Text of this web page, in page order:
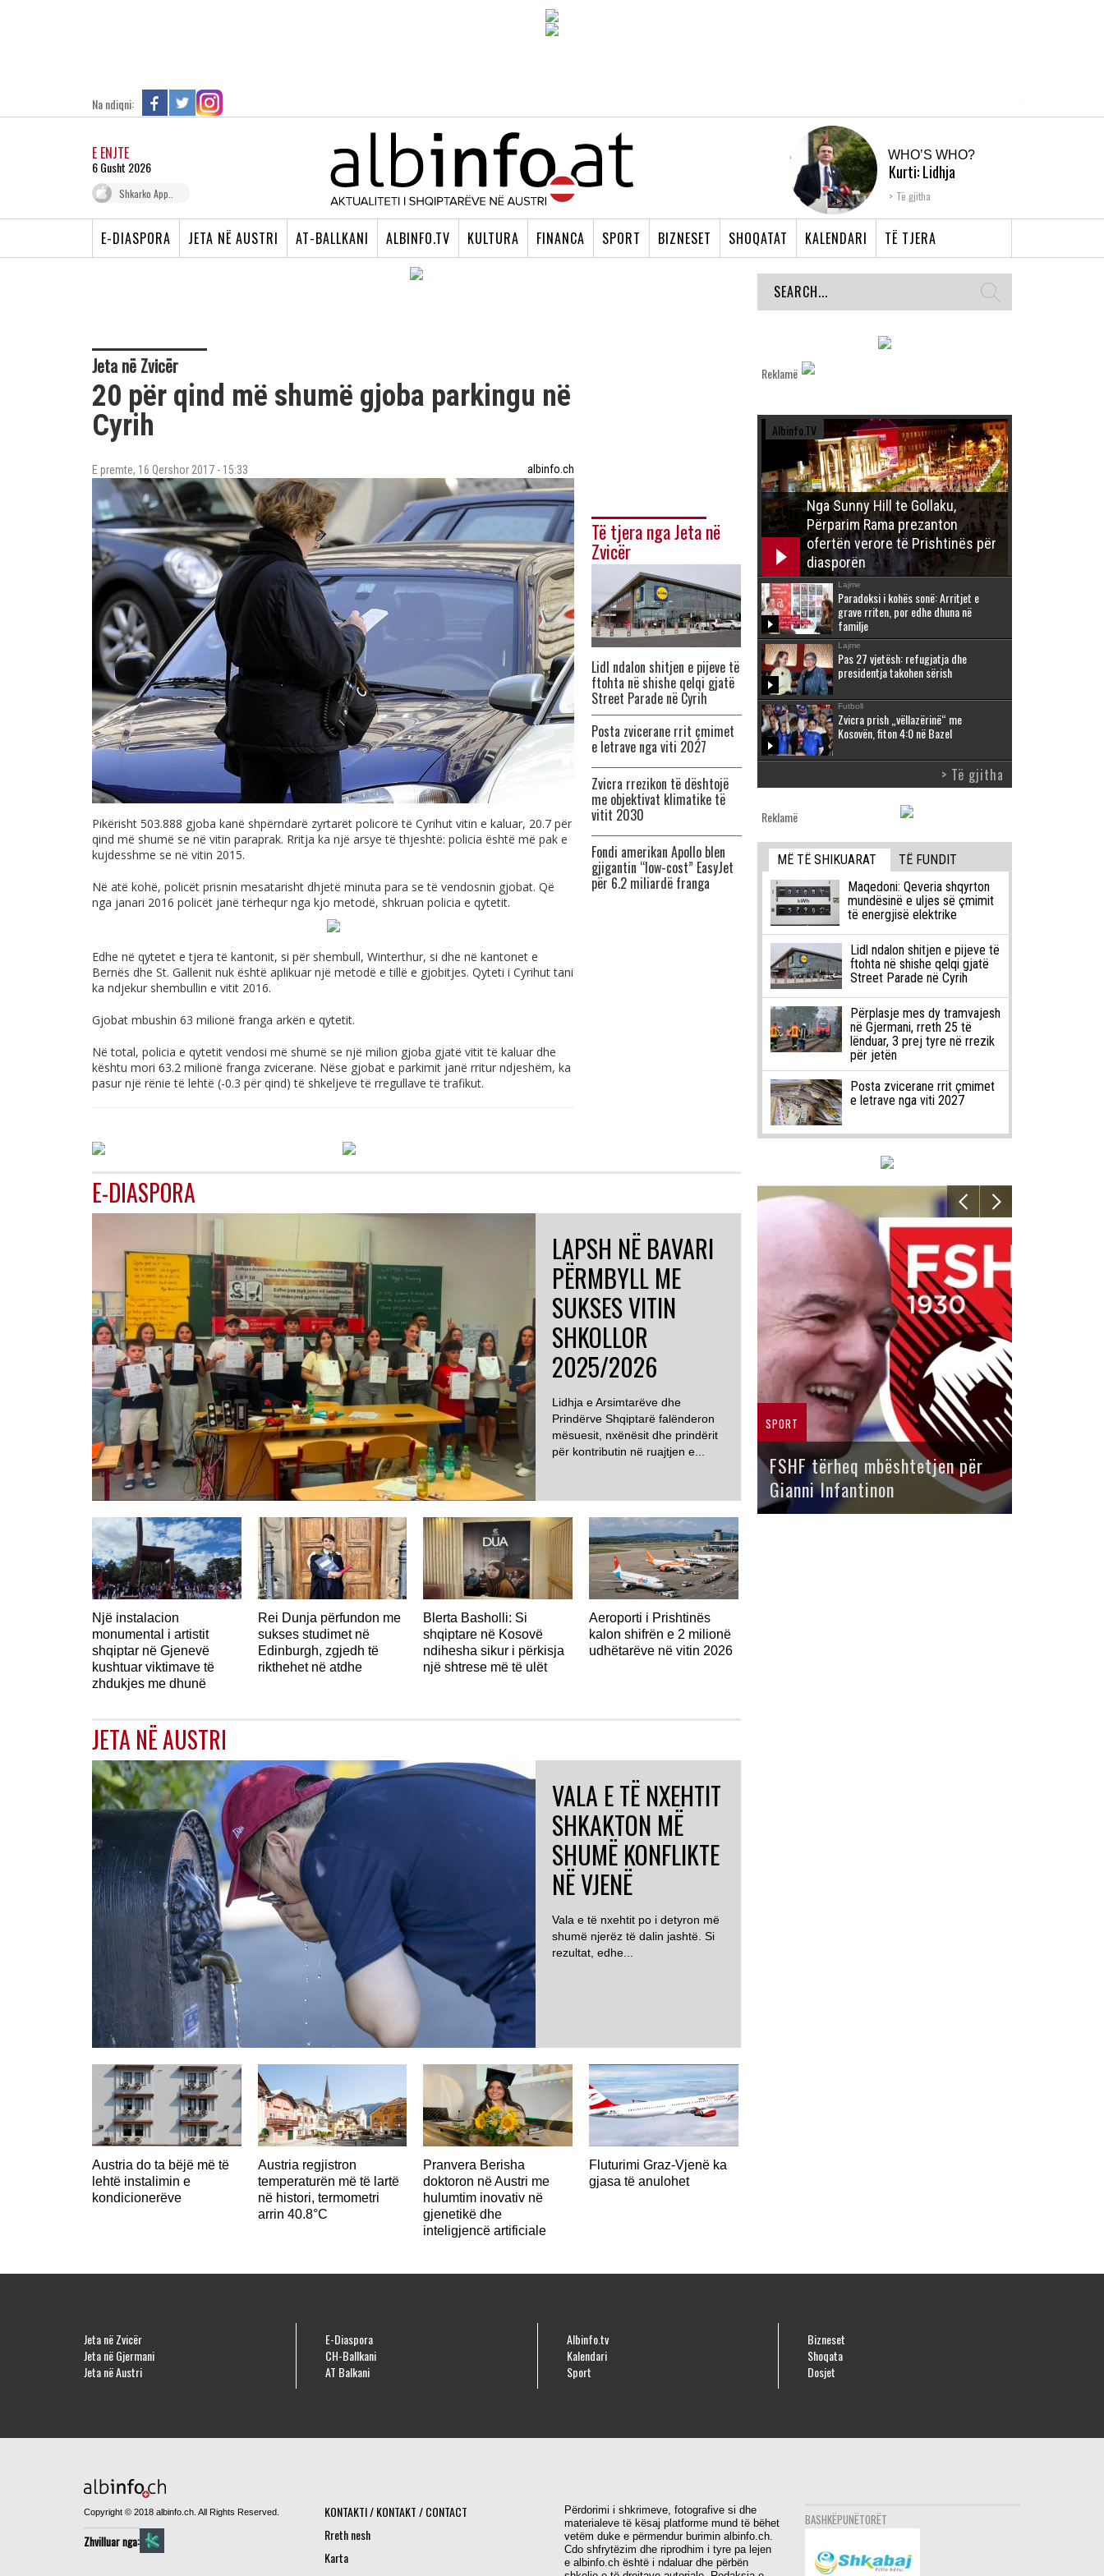
Na ndiqni:
E ENJTE
6 Gusht 2026
Shkarko App..
WHO’S WHO?
Kurti: Lidhja
Shqiptare e Prizrenit,
Të gjitha
E-DIASPORA JETA NË AUSTRI AT-BALLKANI ALBINFO.TV KULTURA FINANCA SPORT BIZNESET SHOQATAT KALENDARI TË TJERA
Jeta në Zvicër
20 për qind më shumë gjoba parkingu në
Cyrih
E premte, 16 Qershor 2017 - 15:33 albinfo.ch
Pikërisht 503.888 gjoba kanë shpërndarë zyrtarët policorë të Cyrihut vitin e kaluar, 20.7 për
qind më shumë se në vitin paraprak. Rritja ka një arsye të thjeshtë: policia është më pak e
kujdesshme se në vitin 2015.
Në atë kohë, policët prisnin mesatarisht dhjetë minuta para se të vendosnin gjobat. Që
nga janari 2016 policët janë tërhequr nga kjo metodë, shkruan policia e qytetit.
Edhe në qytetet e tjera të kantonit, si për shembull, Winterthur, si dhe në kantonet e
Bernës dhe St. Gallenit nuk është aplikuar një metodë e tillë e gjobitjes. Qyteti i Cyrihut tani
ka ndjekur shembullin e vitit 2016.
Gjobat mbushin 63 milionë franga arkën e qytetit.
Në total, policia e qytetit vendosi më shumë se një milion gjoba gjatë vitit të kaluar dhe
kështu mori 63.2 milionë franga zvicerane. Nëse gjobat e parkimit janë rritur ndjeshëm, ka
pasur një rënie të lehtë (-0.3 për qind) të shkeljeve të rregullave të trafikut.
Të tjera nga Jeta në
Zvicër
Lidl ndalon shitjen e pijeve të
ftohta në shishe qelqi gjatë
Street Parade në Cyrih
Posta zvicerane rrit çmimet
e letrave nga viti 2027
Zvicra rrezikon të dështojë
me objektivat klimatike të
vitit 2030
Fondi amerikan Apollo blen
gjigantin “low-cost” EasyJet
për 6.2 miliardë franga
E-DIASPORA
LAPSH NË BAVARI
PËRMBYLL ME
SUKSES VITIN
SHKOLLOR
2025/2026
Lidhja e Arsimtarëve dhe
Prindërve Shqiptarë falënderon
mësuesit, nxënësit dhe prindërit
për kontributin në ruajtjen e...
Një instalacion
monumental i artistit
shqiptar në Gjenevë
kushtuar viktimave të
zhdukjes me dhunë
Rei Dunja përfundon me
sukses studimet në
Edinburgh, zgjedh të
rikthehet në atdhe
Blerta Basholli: Si
shqiptare në Kosovë
ndihesha sikur i përkisja
një shtrese më të ulët
Aeroporti i Prishtinës
kalon shifrën e 2 milionë
udhëtarëve në vitin 2026
JETA NË AUSTRI
VALA E TË NXEHTIT
SHKAKTON MË
SHUMË KONFLIKTE
NË VJENË
Vala e të nxehtit po i detyron më
shumë njerëz të dalin jashtë. Si
rezultat, edhe...
Austria do ta bëjë më të
lehtë instalimin e
kondicionerëve
Austria regjistron
temperaturën më të lartë
në histori, termometri
arrin 40.8°C
Pranvera Berisha
doktoron në Austri me
hulumtim inovativ në
gjenetikë dhe
inteligjencë artificiale
Fluturimi Graz-Vjenë ka
gjasa të anulohet
Reklamë
Albinfo.TV
Nga Sunny Hill te Gollaku,
Përparim Rama prezanton
ofertën verore të Prishtinës për
diasporën
Lajme
Paradoksi i kohës sonë: Arritjet e
grave rriten, por edhe dhuna në
familje
Lajme
Pas 27 vjetësh: refugjatja dhe
presidentja takohen sërish
Futboll
Zvicra prish „vëllazërinë“ me
Kosovën, fiton 4:0 në Bazel
> Të gjitha
Reklamë
MË TË SHIKUARAT
TË FUNDIT
Maqedoni: Qeveria shqyrton
mundësinë e uljes së çmimit
të energjisë elektrike
Lidl ndalon shitjen e pijeve të
ftohta në shishe qelqi gjatë
Street Parade në Cyrih
Përplasje mes dy tramvajesh
në Gjermani, rreth 25 të
lënduar, 3 prej tyre në rrezik
për jetën
Posta zvicerane rrit çmimet
e letrave nga viti 2027
SPORT
FSHF tërheq mbështetjen për
Gianni Infantinon
Jeta në Zvicër
Jeta në Gjermani
Jeta në Austri
E-Diaspora
CH-Ballkani
AT Balkani
Albinfo.tv
Kalendari
Sport
Bizneset
Shoqata
Dosjet
Copyright © 2018 albinfo.ch. All Rights Reserved.
Zhvilluar nga:
KONTAKTI / KONTAKT / CONTACT
Rreth nesh
Karta
Përdorimi i shkrimeve, fotografive si dhe
materialeve të kësaj platforme mund të bëhet
vetëm duke e përmendur burimin albinfo.ch.
Cdo shfrytëzim dhe riprodhim i tyre pa lejen
e albinfo.ch është i ndaluar dhe përbën
BASHKËPUNËTORËT